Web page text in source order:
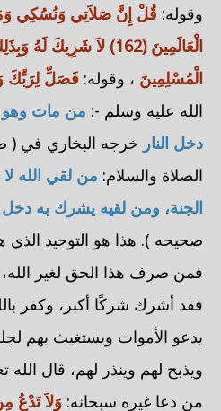
وقوله: قُلْ إِنَّ صَلاَتِي وَنُسُكِي
الْعَالَمِينَ (162) لاَ شَرِيكَ
الْمُسْلِمِينَ ، وقوله: فَصَلِّ لِرَبِّكَ
الله عليه وسلم -: من مات وهو
دخل النار خرجه البخاري في (
الصلاة والسلام: من لقي الله
الجنة، ومن لقيه يشرك به دخل
صحيحه ). هذا هو التوحيد الذي
فمن صرف هذا الحق لغير
فقد أشرك شركًا أكبر، وكفر
يدعو الأموات ويستغيث بهم
ويذبح لهم وينذر لهم، قال الله
من دعا غيره سبحانه: وَلاَ تَدْعُ